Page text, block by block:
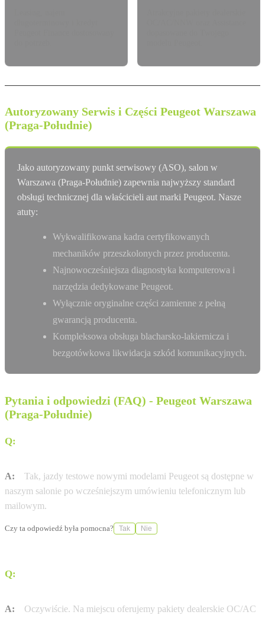
Autoryzowany Serwis i Części Peugeot Warszawa
(Praga-Południe)
Jako autoryzowany punkt serwisowy (ASO), salon w
Warszawa (Praga-Południe) zapewnia najwyższy standard
obsługi technicznej dla właścicieli aut marki Peugeot. Nasze
atuty:
Wykwalifikowana kadra certyfikowanych
mechaników przeszkolonych przez producenta.
Najnowocześniejsza diagnostyka komputerowa i
narzędzia dedykowane Peugeot.
Wyłącznie oryginalne części zamienne z pełną
gwarancją producenta.
Kompleksowa obsługa blacharsko-lakiernicza i
bezgotówkowa likwidacja szkód komunikacyjnych.
Pytania i odpowiedzi (FAQ) - Peugeot Warszawa
(Praga-Południe)
Q:
A:
Tak, jazdy testowe nowymi modelami Peugeot są dostępne w
naszym salonie po wcześniejszym umówieniu telefonicznym lub
mailowym.
Czy ta odpowiedź była pomocna? Tak Nie
Q:
A:
Oczywiście. Na miejscu oferujemy pakiety dealerskie OC/AC